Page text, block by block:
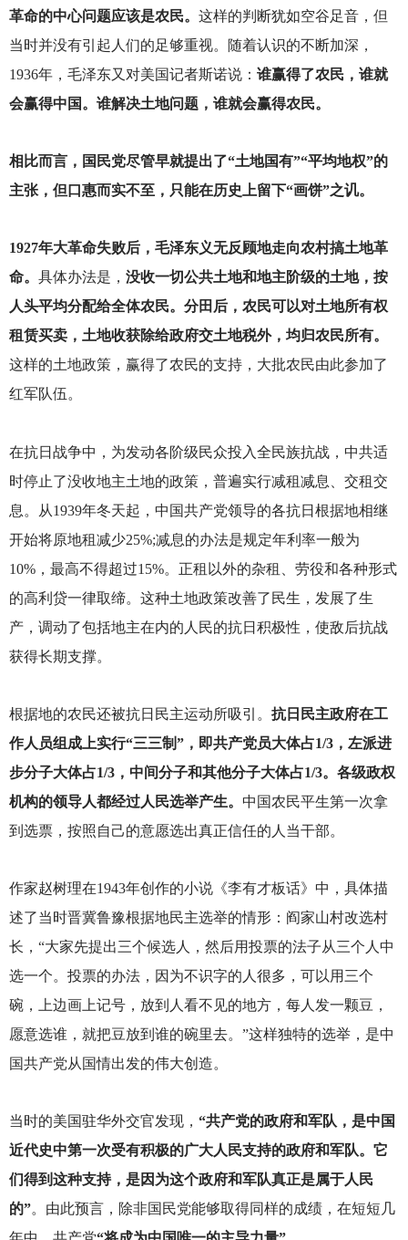
革命的中心问题应该是农民。 这样的判断犹如空谷足音，但
当时并没有引起人们的足够重视。随着认识的不断加深，
1936年，毛泽东又对美国记者斯诺说： 谁赢得了农民，谁就
会赢得中国。谁解决土地问题，谁就会赢得农民。
相比而言，国民党尽管早就提出了“土地国有”“平均地权”的
主张，但口惠而实不至，只能在历史上留下“画饼”之讥。
1927年大革命失败后，毛泽东义无反顾地走向农村搞土地革
命。 具体办法是， 没收一切公共土地和地主阶级的土地，按
人头平均分配给全体农民。分田后，农民可以对土地所有权
租赁买卖，土地收获除给政府交土地税外，均归农民所有。
这样的土地政策，赢得了农民的支持，大批农民由此参加了
红军队伍。
在抗日战争中，为发动各阶级民众投入全民族抗战，中共适
时停止了没收地主土地的政策，普遍实行减租减息、交租交
息。从1939年冬天起，中国共产党领导的各抗日根据地相继
开始将原地租减少25%;减息的办法是规定年利率一般为
10%，最高不得超过15%。正租以外的杂租、劳役和各种形式
的高利贷一律取缔。这种土地政策改善了民生，发展了生
产，调动了包括地主在内的人民的抗日积极性，使敌后抗战
获得长期支撑。
根据地的农民还被抗日民主运动所吸引。 抗日民主政府在工
作人员组成上实行“三三制”，即共产党员大体占1/3，左派进
步分子大体占1/3，中间分子和其他分子大体占1/3。各级政权
机构的领导人都经过人民选举产生。 中国农民平生第一次拿
到选票，按照自己的意愿选出真正信任的人当干部。
作家赵树理在1943年创作的小说《李有才板话》中，具体描
述了当时晋冀鲁豫根据地民主选举的情形：阎家山村改选村
长，“大家先提出三个候选人，然后用投票的法子从三个人中
选一个。投票的办法，因为不识字的人很多，可以用三个
碗，上边画上记号，放到人看不见的地方，每人发一颗豆，
愿意选谁，就把豆放到谁的碗里去。”这样独特的选举，是中
国共产党从国情出发的伟大创造。
当时的美国驻华外交官发现， “共产党的政府和军队，是中国
近代史中第一次受有积极的广大人民支持的政府和军队。它
们得到这种支持，是因为这个政府和军队真正是属于人民
的”。由此预言，除非国民党能够取得同样的成绩，在短短几